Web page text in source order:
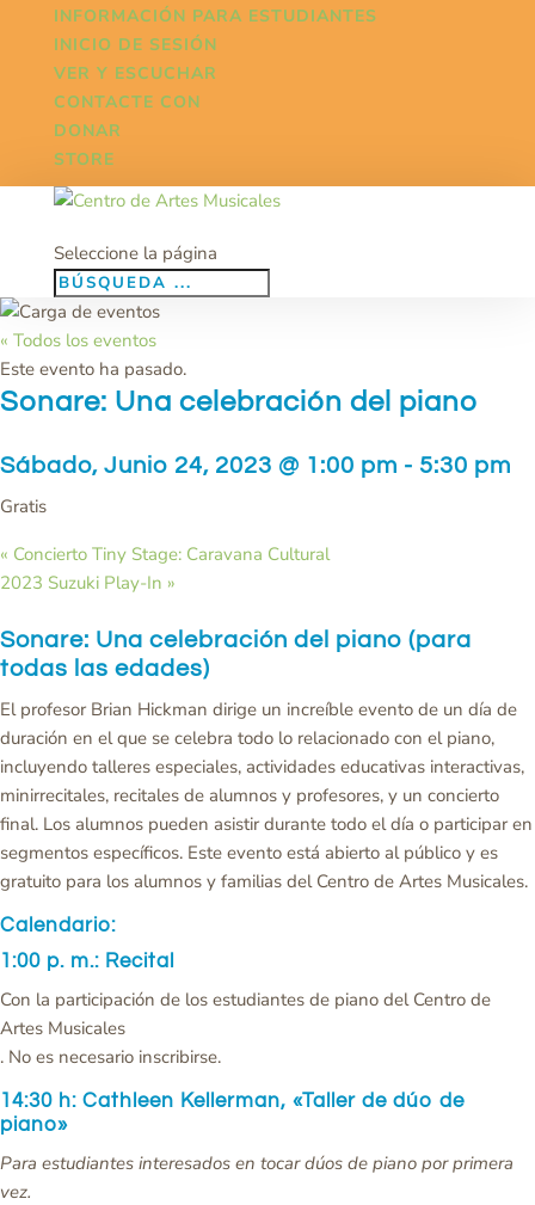
INFORMACIÓN PARA ESTUDIANTES
INICIO DE SESIÓN
VER Y ESCUCHAR
CONTACTE CON
DONAR
STORE
Seleccione la página
« Todos los eventos
Este evento ha pasado.
Sonare: Una celebración del piano
Sábado, Junio 24, 2023 @ 1:00 pm - 5:30 pm
Gratis
« Concierto Tiny Stage: Caravana Cultural
2023 Suzuki Play-In »
Sonare: Una celebración del piano (para
todas las edades)
El profesor Brian Hickman dirige un increíble evento de un día de
duración en el que se celebra todo lo relacionado con el piano,
incluyendo talleres especiales, actividades educativas interactivas,
minirrecitales, recitales de alumnos y profesores, y un concierto
final. Los alumnos pueden asistir durante todo el día o participar en
segmentos específicos. Este evento está abierto al público y es
gratuito para los alumnos y familias del Centro de Artes Musicales.
Calendario:
1:00 p. m.: Recital
Con la participación de los estudiantes de piano del Centro de
Artes Musicales
. No es necesario inscribirse.
14:30 h: Cathleen Kellerman, «Taller de dúo de
piano»
Para estudiantes interesados en tocar dúos de piano por primera
vez.